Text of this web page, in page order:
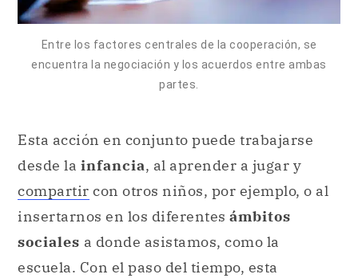
Entre los factores centrales de la cooperación, se
encuentra la negociación y los acuerdos entre ambas
partes.
Esta acción en conjunto puede trabajarse
desde la infancia, al aprender a jugar y
compartir con otros niños, por ejemplo, o al
insertarnos en los diferentes ámbitos
sociales a donde asistamos, como la
escuela. Con el paso del tiempo, esta